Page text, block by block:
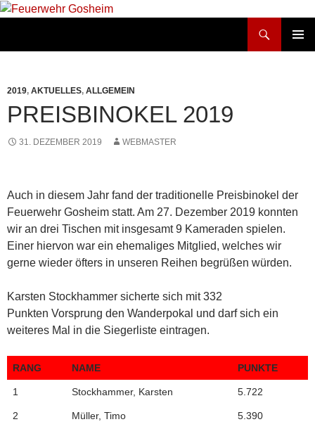
2019, AKTUELLES, ALLGEMEIN
PREISBINOKEL 2019
31. DEZEMBER 2019 WEBMASTER
Auch in diesem Jahr fand der traditionelle Preisbinokel der
Feuerwehr Gosheim statt. Am 27. Dezember 2019 konnten
wir an drei Tischen mit insgesamt 9 Kameraden spielen.
Einer hiervon war ein ehemaliges Mitglied, welches wir
gerne wieder öfters in unseren Reihen begrüßen würden.
Karsten Stockhammer sicherte sich mit 332
Punkten Vorsprung den Wanderpokal und darf sich ein
weiteres Mal in die Siegerliste eintragen.
RANG NAME PUNKTE
1 Stockhammer, Karsten 5.722
2 Müller, Timo 5.390